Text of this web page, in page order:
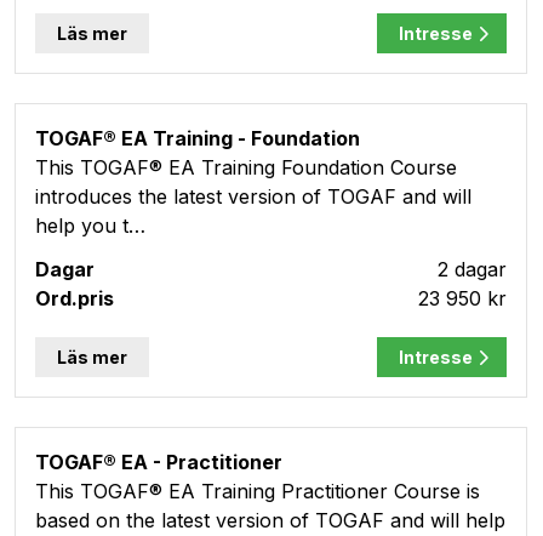
Läs mer Intresse
TOGAF® EA Training - Foundation
This TOGAF® EA Training Foundation Course
introduces the latest version of TOGAF and will
help you t…
2 dagar
23 950 kr
Läs mer Intresse
TOGAF® EA - Practitioner
This TOGAF® EA Training Practitioner Course is
based on the latest version of TOGAF and will help